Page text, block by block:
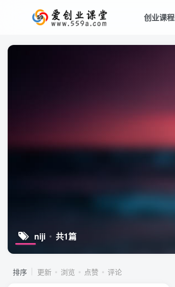
创业课程
niji 共1篇
排序 更新 浏览 点赞 评论